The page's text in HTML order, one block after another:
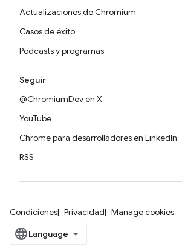
Actualizaciones de Chromium
Casos de éxito
Podcasts y programas
Seguir
@ChromiumDev en X
YouTube
Chrome para desarrolladores en LinkedIn
RSS
Condiciones Privacidad Manage cookies